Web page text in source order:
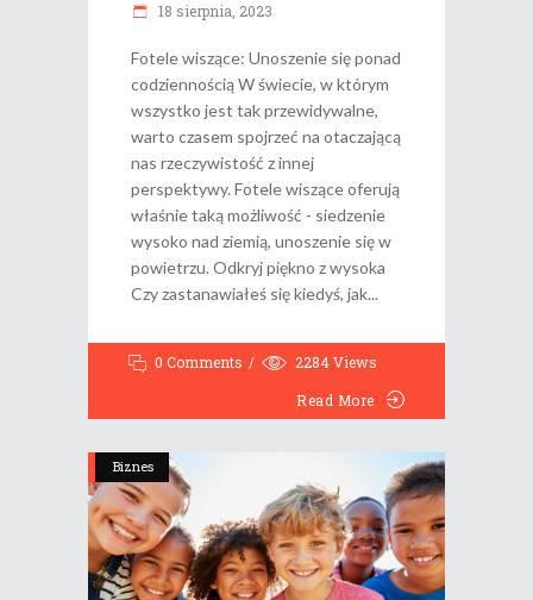
18 sierpnia, 2023
Fotele wiszące: Unoszenie się ponad
codziennością W świecie, w którym
wszystko jest tak przewidywalne,
warto czasem spojrzeć na otaczającą
nas rzeczywistość z innej
perspektywy. Fotele wiszące oferują
właśnie taką możliwość - siedzenie
wysoko nad ziemią, unoszenie się w
powietrzu. Odkryj piękno z wysoka
Czy zastanawiałeś się kiedyś, jak
0 Comments 2284Views
Read More
Biznes